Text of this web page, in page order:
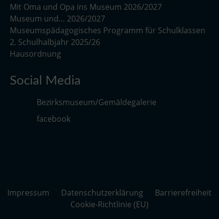
Mit Oma und Opa ins Museum 2026/2027
Museum und… 2026/2027
Museumspädagogisches Programm für Schulklassen
2. Schulhalbjahr 2025/26
Hausordnung
Social Media
Bezirksmuseum/Gemäldegalerie
facebook
Impressum Datenschutzerklärung
Barrierefreiheit
Cookie-Richtlinie (EU)